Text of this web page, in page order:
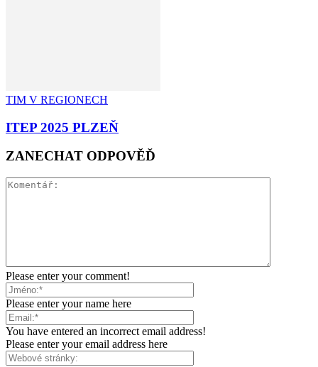
TIM V REGIONECH
ITEP 2025 PLZEŇ
ZANECHAT ODPOVĚĎ
Please enter your comment!
Please enter your name here
You have entered an incorrect email address!
Please enter your email address here